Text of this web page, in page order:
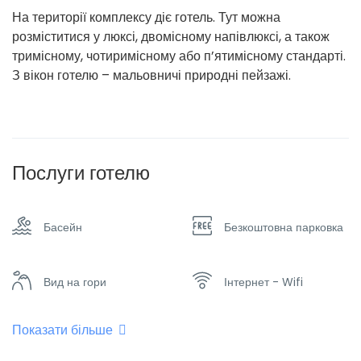
На території комплексу діє готель. Тут можна
розміститися у люксі, двомісному напівлюксі, а також
тримісному, чотиримісному або п’ятимісному стандарті.
З вікон готелю – мальовничі природні пейзажі.
Послуги готелю
Басейн Безкоштовна парковка
Вид на гори Інтернет - Wifi
Кондиціонер
Показати більше